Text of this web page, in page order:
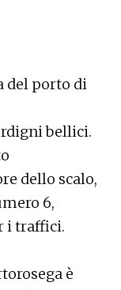
del porto di
bellici.
dello scalo,
6,
i traffici.
è